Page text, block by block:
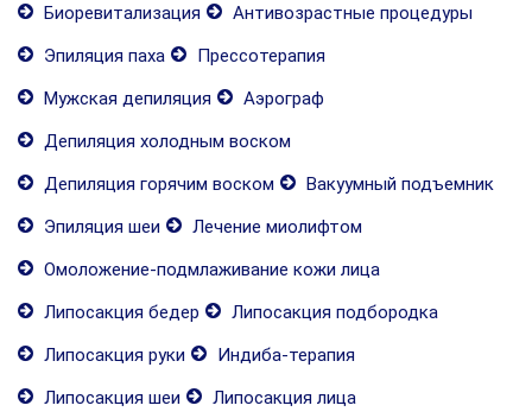
Биоревитализация
Антивозрастные процедуры
Эпиляция паха
Прессотерапия
Мужская депиляция
Аэрограф
Депиляция холодным воском
Депиляция горячим воском
Вакуумный подъемник
Эпиляция шеи
Лечение миолифтом
Омоложение-подмлаживание кожи лица
Липосакция бедер
Липосакция подбородка
Липосакция руки
Индиба-терапия
Липосакция шеи
Липосакция лица